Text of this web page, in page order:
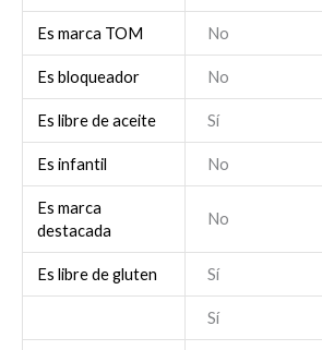
Es marca TOM No
Es bloqueador No
Es libre de aceite Sí
Es infantil No
Es marca
destacada
No
Es libre de gluten Sí
Sí